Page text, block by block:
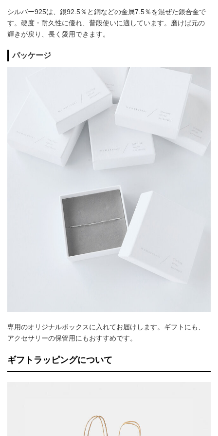
シルバー925は、銀92.5％と銅などの金属7.5％を混ぜた銀合金で
す。硬度・耐久性に優れ、普段使いに適しています。磨けば元の
輝きが戻り、長く愛用できます。
パッケージ
専用のオリジナルボックスに入れてお届けします。ギフトにも、
アクセサリーの保管用にもおすすめです。
ギフトラッピングについて